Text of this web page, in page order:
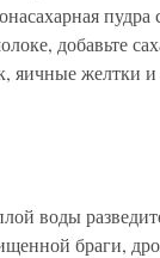
добавьте
яичные желтки и
воды
браги,